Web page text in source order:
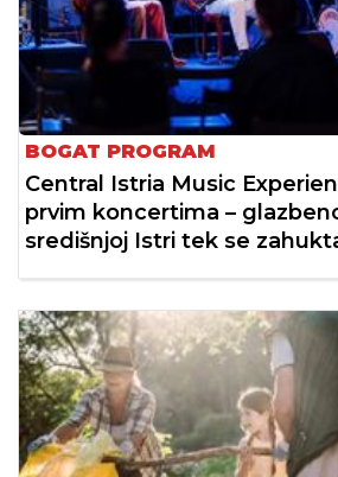
BOGAT PROGRAM
Central Istria Music
prvim koncertima –
središnjoj Istri tek se